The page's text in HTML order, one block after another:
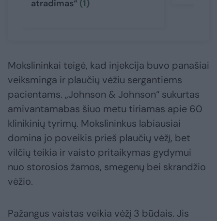
atradimas“ (1)
Mokslininkai teigė, kad injekcija buvo panašiai
veiksminga ir plaučių vėžiu sergantiems
pacientams. „Johnson & Johnson“ sukurtas
amivantamabas šiuo metu tiriamas apie 60
klinikinių tyrimų. Mokslininkus labiausiai
domina jo poveikis prieš plaučių vėžį, bet
vilčių teikia ir vaisto pritaikymas gydymui
nuo storosios žarnos, smegenų bei skrandžio
vėžio.
Pažangus vaistas veikia vėžį 3 būdais. Jis